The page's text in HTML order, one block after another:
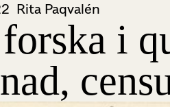
Rita Paqvalén
i